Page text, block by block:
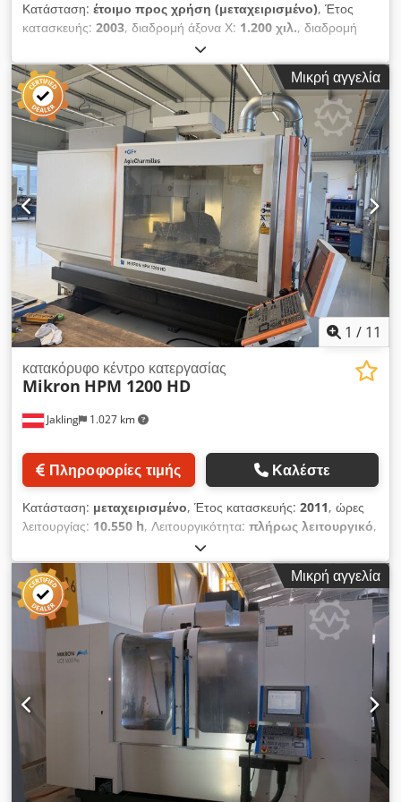
Κατάσταση: έτοιμο προς χρήση (μεταχειρισμένο), Έτος
κατασκευής: 2003, διαδρομή άξονα Χ: 1.200 χιλ., διαδρομή
, διαδρομή άξονα Z:
ταχύτητα ατράκτου:10.000 στρ./λ., αριθμός αξόνων:3, Αυτή
η μηχανή τριών αξόνων, τύπου DAEWOO MYNX 550,
κατασκευάστηκε το 2003. Διαθέτει διαδρομή 1.200 mm στον
άξονα X, 650 mm στον άξονα Y και 620 mm στον άξονα Z. Η
μηχανή έχει μέγιστη ταχύτητα περιστροφής ατράκτου 10.000
στροφών ανά λεπτό και αποθήκη εργαλείων με χωρητικότητα
24 θέσεων. Εάν αναζητάτε υψηλής ποιότητας δυνατότητες
κατεργασίας, θα πρέπει να εξετάσετε το κάθετο κέντρο
κατεργασίας DAEWOO MYNX 550 που προσφέρουμε προς
πώληση. Επικοινωνήστε μαζί μας για περισσότερες
πληροφορίες. • Χωρητικότητα αποθήκης εργαλείων: 24 θέσεις
Dwedszrw Nkspfx Aclea
Μικρή αγγελία
1 / 11
Jakling 1.027 km
κατακόρυφο κέντρο κατεργασίας
Mikron HPM 1200 HD
Πληροφορίες τιμής Καλέστε
Κατάσταση: μεταχειρισμένο, Έτος κατασκευής: 2011, ώρες
λειτουργίας: 10.550 h, Λειτουργικότητα: πλήρως λειτουργικό,
, διαδρομή άξονα Y:
διαδρομή άξονα Z:500 χιλ., ροπή στρέψης:84 Nm,
κατασκευαστής ελεγκτών:
Heidenhain, μοντέλο ελεγκτή:
iTNC530 , μέγιστο βάρος τεμαχίου:1.200 κιλ, πλάτος
τραπεζιού:600 χιλ. , μήκος τραπεζιού: 1.400 χιλ.
, φορτίο
1.200 κιλ, μέγιστη ταχύτητα ατράκτου:
20.000
στρ./λ., ώρες λειτουργίας ατράκτου:
ψυκτικού υγρού: 70 δοκός, Εξοπλισμός:
ρινισμάτων, ταχύτητα περιστροφής απείρως
μεταβαλλόμενη, τεκμηρίωση / εγχειρίδιο, Πωλείται άριστα
συντηρημένο μηχάνημα Mikron HPM 1200 HD, κατασκευής
2011, με σύστημα ελέγχου Heidenhain iTNC530. Διαδρομές
κίνησης: X: 1200mm Y: 600mm Z: 500mm Εξοπλισμός:
Διαστάσεις πάγκου: 1400 x 600mm Μέγιστο φορτίο πάγκου:
Μικρή αγγελία